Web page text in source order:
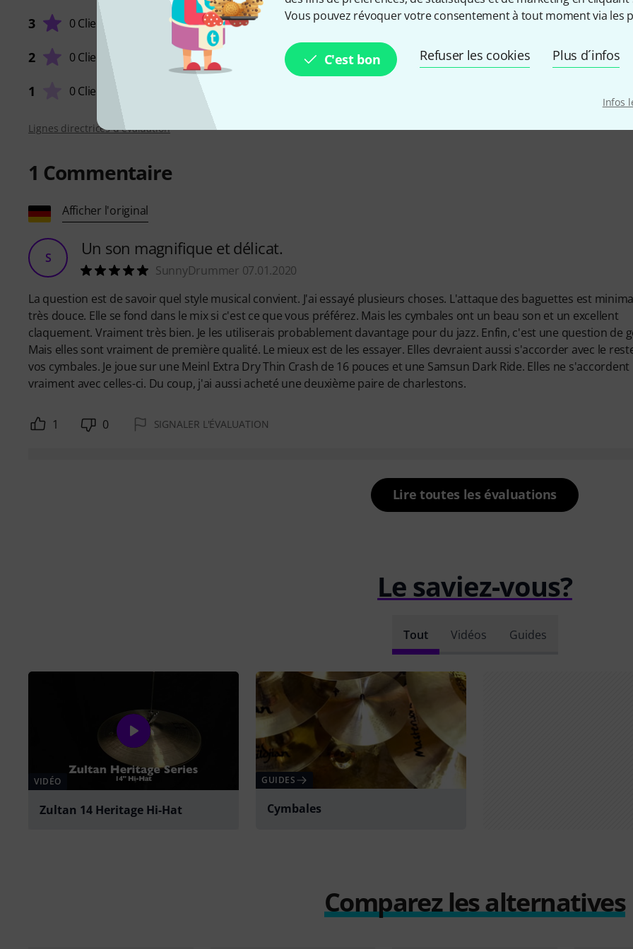
Vous pouvez révoquer votre consentement à tout moment via les
C'est bon Refuser les cookies Plus d´infos
Infos
3 0 Clients
2 0 Clients
1 0 Clients
SON
QUALITÉ DE FABRICATION
Lignes directrices d'évaluation
1 Commentaire
Afficher l'original
S Un son magnifique et délicat.
SunnyDrummer 07.01.2020
La question est de savoir quel style musical convient. J'ai essayé plusieurs choses. L'attaque des baguettes est
très douce. Elle se fond dans le mix si c'est ce que vous préférez. Mais les cymbales ont un beau son et un excellent
claquement. Vraiment très bien. Je les utiliserais probablement davantage pour du jazz. Enfin, c'est une question de
Mais elles sont vraiment de première qualité. Le mieux est de les essayer. Elles devraient aussi s'accorder avec le
vos cymbales. Je joue sur une Meinl Extra Dry Thin Crash de 16 pouces et une Samsun Dark Ride. Elles ne s'accordent
vraiment avec celles-ci. Du coup, j'ai aussi acheté une deuxième paire de charlestons.
1 0 SIGNALER L'ÉVALUATION
Lire toutes les évaluations
Le saviez-vous?
Tout Vidéos Guides
VIDÉO
Zultan 14 Heritage Hi-Hat
GUIDES
Cymbales
Comparez les alternatives